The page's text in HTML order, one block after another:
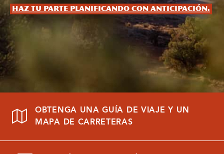
Haz tu parte planificando con anticipación.
OBTENGA UNA GUÍA DE VIAJE Y UN
MAPA DE CARRETERAS